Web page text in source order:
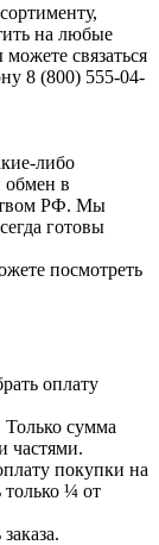
на любые
связаться
8 (800) 555-04-
либо
обмен в
РФ. Мы
готовы
посмотреть
оплату
сумма
частями.
покупки на
¼ от